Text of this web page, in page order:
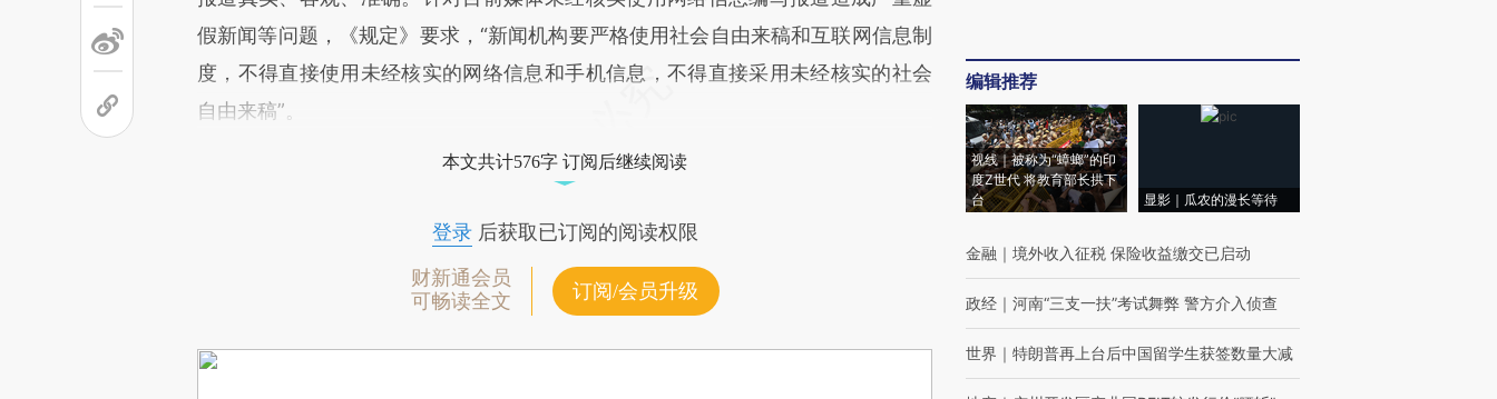
假新闻等问题，《规定》要求，“新闻机构要严格使用社会自由来稿和互联网信息制
度，不得直接使用未经核实的网络信息和手机信息，不得直接采用未经核实的社会
自由来稿”。
本文共计576字 订阅后继续阅读
登录后获取已订阅的阅读权限
财新通会员
可畅读全文
订阅/会员升级
编辑推荐
视线｜被称为“蟑螂”的印
度Z世代 将教育部长拱下
台
显影｜瓜农的漫长等待
金融 ｜ 境外收入征税 保险收益缴交已启动
政经 ｜ 河南“三支一扶”考试舞弊 警方介入侦查
世界 ｜ 特朗普再上台后中国留学生获签数量大减